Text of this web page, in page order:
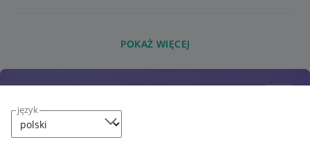
język
POKAŻ WIĘCEJ